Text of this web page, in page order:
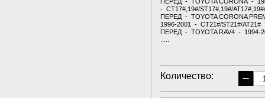
- CT17#,19#/ST17#,19#/
ПЕРЕД - TOYOTA CORONA
1996-2001 - CT21#/ST21#/AT21#
ПЕРЕД - TOYOTA RAV4 - 1994-
Количество: −